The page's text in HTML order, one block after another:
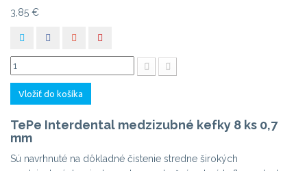
3,85 €
Vložiť do košíka
TePe Interdental medzizubné kefky 8 ks 0,7
mm
Sú navrhnuté na dôkladné čistenie stredne širokých